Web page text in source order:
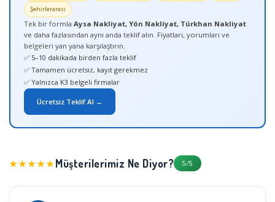
Şehirlerarası
Tek bir formla Aysa Nakliyat, Yön Nakliyat, Türkhan Nakliyat
ve daha fazlasından aynı anda teklif alın. Fiyatları, yorumları ve
belgeleri yan yana karşılaştırın.
✅ 5–10 dakikada birden fazla teklif
✅ Tamamen ücretsiz, kayıt gerekmez
✅ Yalnızca K3 belgeli firmalar
Ücretsiz Teklif Al →
★★★★★Müşterilerimiz Ne Diyor? 5/5